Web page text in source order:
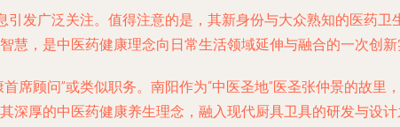
发广泛关注。值得注意的是，其新身份与大众熟知的医药卫
，是中医药健康理念向日常生活领域延伸与融合的一次创新
席顾问”或类似职务。南阳作为“中医圣地”医圣张仲景的故里
深厚的中医药健康养生理念，融入现代厨具卫具的研发与设